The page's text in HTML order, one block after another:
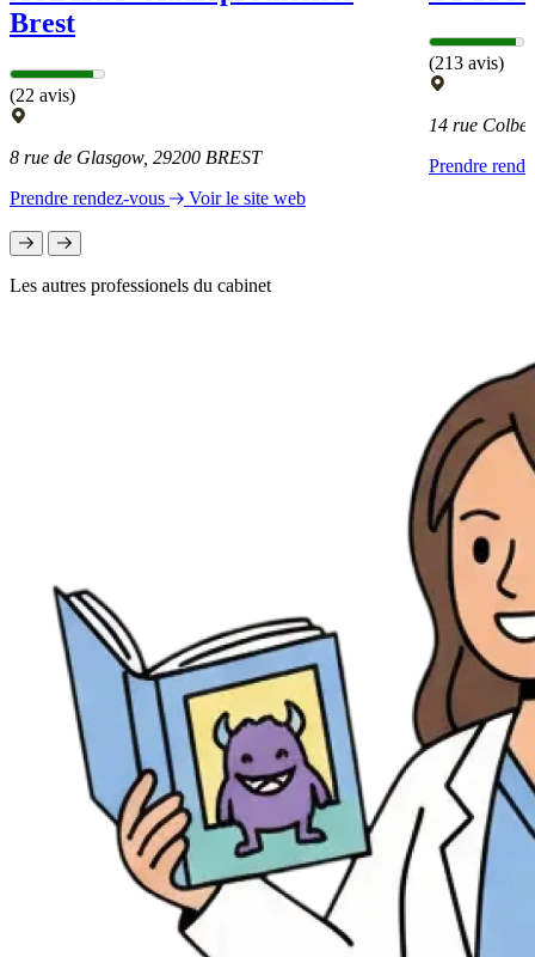
Brest
(22 avis)
8 rue de Glasgow, 29200 BREST
Prendre rendez-vous
Voir le site web
(213 avis)
14 rue
Prendre
Les autres professionels du cabinet